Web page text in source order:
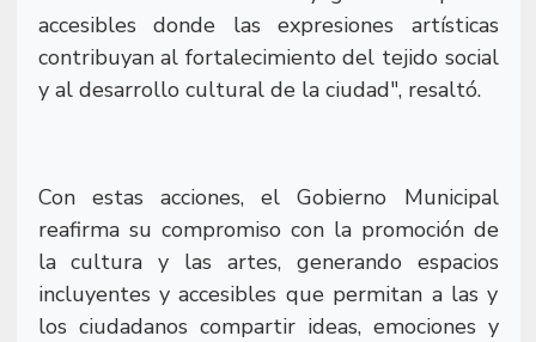
accesibles donde las expresiones artísticas
contribuyan al fortalecimiento del tejido social
y al desarrollo cultural de la ciudad", resaltó.
Con estas acciones, el Gobierno Municipal
reafirma su compromiso con la promoción de
la cultura y las artes, generando espacios
incluyentes y accesibles que permitan a las y
los ciudadanos compartir ideas, emociones y